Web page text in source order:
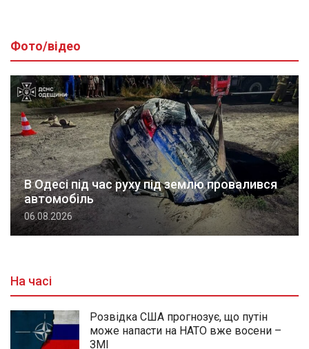
Фото/відео
В Одесі під час руху під землю провалився
автомобіль
06.08.2026
На часі
Розвідка США прогнозує, що путін
може напасти на НАТО вже восени –
ЗМІ